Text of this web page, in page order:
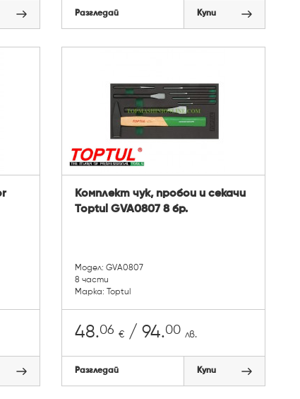
Разгледай Купи
Комплект чук, пробои и секачи
Toptul GVA0807 8 бр.
Модел: GVA0807
8 части
Марка: Toptul
48.06 € / 94.00 лв.
Разгледай Купи